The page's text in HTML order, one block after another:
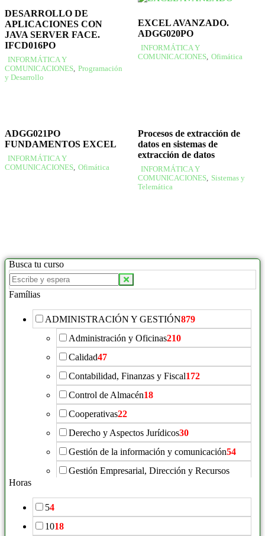
DESARROLLO DE
APLICACIONES CON
JAVA SERVER FACE.
IFCD016PO
INFORMÁTICA Y
COMUNICACIONES Programación
y Desarrollo
EXCEL AVANZADO.
ADGG020PO
INFORMÁTICA Y
COMUNICACIONES, Ofimática
ADGG021PO
FUNDAMENTOS EXCEL
INFORMÁTICA Y
COMUNICACIONES, Ofimática
Procesos de extracción de
datos en sistemas de
extracción de datos
INFORMÁTICA Y
COMUNICACIONES, Sistemas y
Telemática
Busca tu curso
Famílias
ADMINISTRACIÓN Y GESTIÓN879
Administración y Oficinas210
Calidad47
Contabilidad, Finanzas y Fiscal172
Control de Almacén18
Cooperativas22
Derecho y Aspectos Jurídicos30
Gestión de la información y comunicación54
Gestión Empresarial, Dirección y Recursos
Igualdad de Género12
Inmobiliaria49
Horas
54
1018